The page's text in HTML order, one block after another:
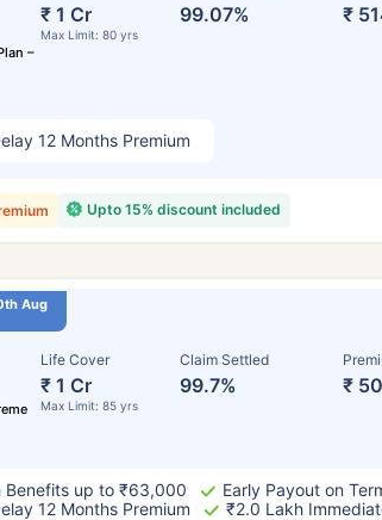
–
₹ 1 Cr
Max Limit: 80 yrs
99.07% ₹
12 Months Premium
Upto 15% discount included
Aug
Life Cover
₹ 1 Cr
Max Limit: 85 yrs
Claim Settled
99.7% ₹
Benefits up to ₹63,000
Early Payout on
12 Months Premium
₹2.0 Lakh